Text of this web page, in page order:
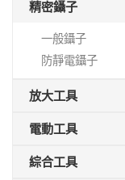
精密鑷子
一般鑷子
防靜電鑷子
放大工具
電動工具
綜合工具